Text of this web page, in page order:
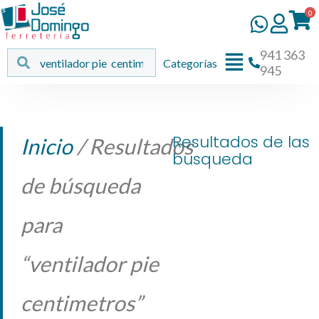
Ir
al
contenido
0
Buscar Buscar
Flyout
Categorías
941 363
945
Inicio/ Resultados
de búsqueda
para
“ventilador pie
centimetros”
Resultados de las
busqueda